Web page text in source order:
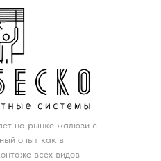
на рынке жалюзи с
опыт как в
всех видов